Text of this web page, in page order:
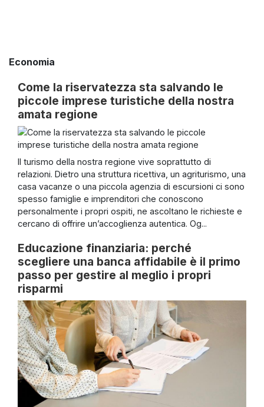
Economia
Come la riservatezza sta salvando le
piccole imprese turistiche della nostra
amata regione
Il turismo della nostra regione vive soprattutto di
relazioni. Dietro una struttura ricettiva, un agriturismo, una
casa vacanze o una piccola agenzia di escursioni ci sono
spesso famiglie e imprenditori che conoscono
personalmente i propri ospiti, ne ascoltano le richieste e
cercano di offrire un’accoglienza autentica. Og...
Educazione finanziaria: perché
scegliere una banca affidabile è il primo
passo per gestire al meglio i propri
risparmi